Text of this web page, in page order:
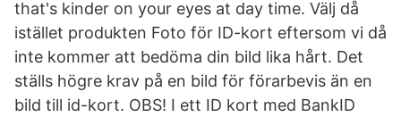
that's kinder on your eyes at day time. Välj då
istället produkten Foto för ID-kort eftersom vi då
inte kommer att bedöma din bild lika hårt. Det
ställs högre krav på en bild för förarbevis än en
bild till id-kort. OBS! I ett ID kort med BankID